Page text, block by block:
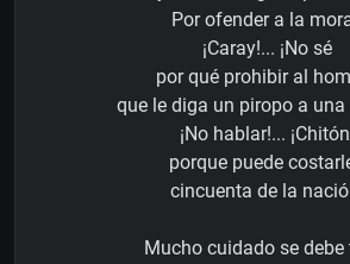
Por ofender a la
¡Caray!... ¡No sé
por qué prohibir al
que le diga un piropo a una
¡No hablar!...
porque puede
cincuenta de la
Mucho cuidado se debe